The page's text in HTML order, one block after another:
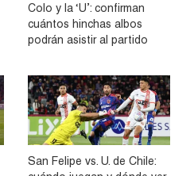
Colo y la ‘U’: confirman
cuántos hinchas albos
podrán asistir al partido
San Felipe vs. U. de Chile: